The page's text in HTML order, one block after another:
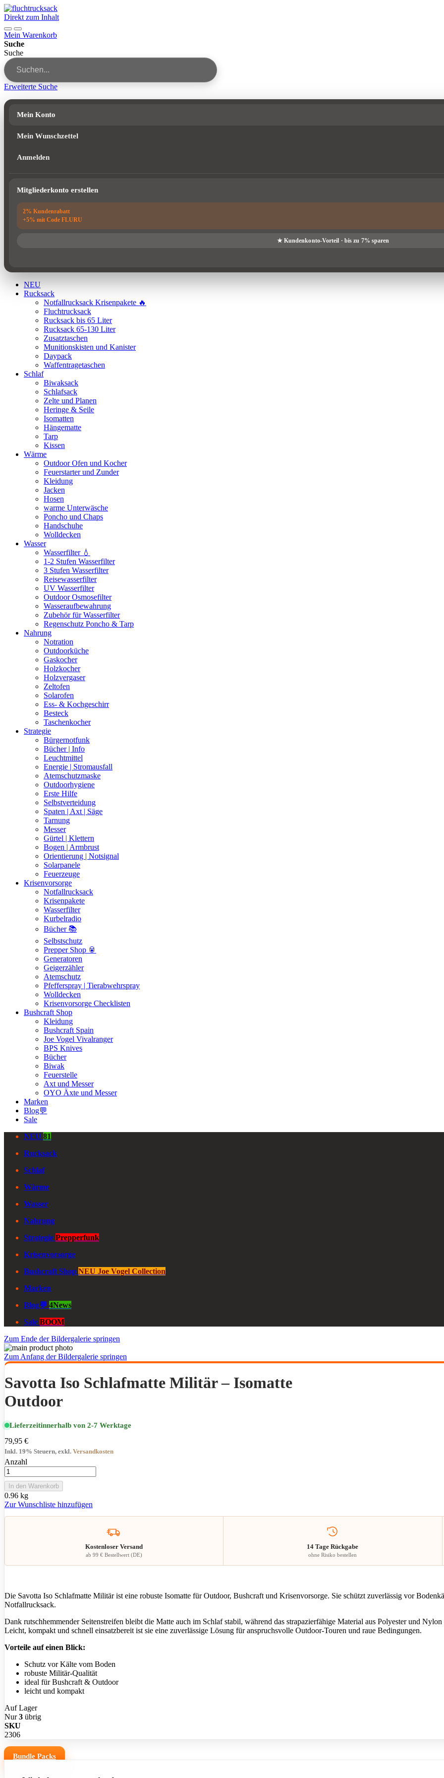
Direkt zum Inhalt
Mein Warenkorb
Suche
Suche
Erweiterte Suche
Mein Konto
Mein Wunschzettel
Anmelden
Mitgliederkonto erstellen
NEU
Rucksack
Notfallrucksack Krisenpakete 🔥
Fluchtrucksack
Rucksack bis 65 Liter
Rucksack 65-130 Liter
Zusatztaschen
Munitionskisten und Kanister
Daypack
Waffentragetaschen
Schlaf
Biwaksack
Schlafsack
Zelte und Planen
Heringe & Seile
Isomatten
Hängematte
Tarp
Kissen
Wärme
Outdoor Ofen und Kocher
Feuerstarter und Zunder
Kleidung
Jacken
Hosen
warme Unterwäsche
Poncho und Chaps
Handschuhe
Wolldecken
Wasser
Wasserfilter 💧
1-2 Stufen Wasserfilter
3 Stufen Wasserfilter
Reisewasserfilter
UV Wasserfilter
Outdoor Osmosefilter
Wasseraufbewahrung
Zubehör für Wasserfilter
Regenschutz Poncho & Tarp
Nahrung
Notration
Outdoorküche
Gaskocher
Holzkocher
Holzvergaser
Zeltofen
Solarofen
Ess- & Kochgeschirr
Besteck
Taschenkocher
Strategie
Bürgernotfunk
Bücher | Info
Leuchtmittel
Energie | Stromausfall
Atemschutzmaske
Outdoorhygiene
Erste Hilfe
Selbstverteidung
Spaten | Axt | Säge
Tarnung
Messer
Gürtel | Klettern
Bogen | Armbrust
Orientierung | Notsignal
Solarpanele
Feuerzeuge
Krisenvorsorge
Notfallrucksack
Krisenpakete
Wasserfilter
Kurbelradio
Bücher 📚
Selbstschutz
Prepper Shop 🥫
Generatoren
Geigerzähler
Atemschutz
Pfefferspray | Tierabwehrspray
Wolldecken
Krisenvorsorge Checklisten
Bushcraft Shop
Kleidung
Bushcraft Spain
Joe Vogel Vivalranger
BPS Knives
Bücher
Biwak
Feuerstelle
Axt und Messer
OYO Äxte und Messer
Marken
Blog💬
Sale
NEU 81
Rucksack
Schlaf
Wärme
Wasser
Nahrung
Strategie Prepperfunk
Krisenvorsorge
Bushcraft Shop NEU Joe Vogel Collection
Marken
Blog💬 4News
Sale BOOM
Zum Ende der Bildergalerie springen
Zum Anfang der Bildergalerie springen
Savotta Iso Schlafmatte Militär – Isomatte
Outdoor
Lieferzeitinnerhalb von 2-7 Werktage
79,95 €
Inkl. 19% Steuern, exkl. Versandkosten
Anzahl
In den Warenkorb
0.96 kg
Zur Wunschliste hinzufügen
Kostenloser Versand
ab 99 € Bestellwert (DE)
14 Tage Rückgabe
ohne Risiko bestellen
Die Savotta Iso Schlafmatte Militär ist eine robuste Isomatte für Outdoor, Bushcraft und Krisenvorsorge. Sie schützt zuverlässig vor
Notfallrucksack.
Dank rutschhemmender Seitenstreifen bleibt die Matte auch im Schlaf stabil, während das strapazierfähige Material aus Polyester und
Leicht, kompakt und schnell einsatzbereit ist sie eine zuverlässige Lösung für anspruchsvolle Outdoor-Touren und raue Bedingungen.
Vorteile auf einen Blick:
Schutz vor Kälte vom Boden
robuste Militär-Qualität
ideal für Bushcraft & Outdoor
leicht und kompakt
Auf Lager
Nur3 übrig
SKU
2306
▶
Bundle Packs